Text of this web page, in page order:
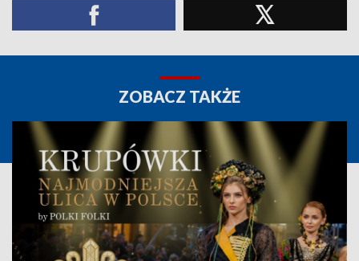
ZOBACZ TAKŻE